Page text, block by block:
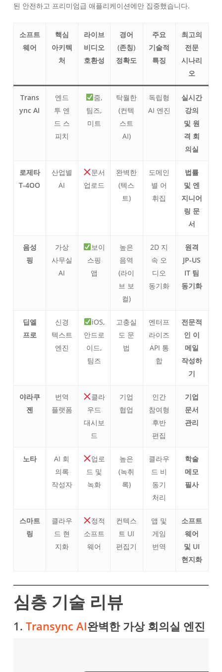
된 안전하고 프리미엄급 애플리케이션에만 집중했습니다.
소프트
웨어
핵심
아키텍
처
라이브
비디오
호환성
경어
(존칭)
정확도
주요
기술적
특징
최고의
전문
시나리
오
Trans
ync AI
엔드
투 엔
드 스
피치
줌,
팀즈,
미트
탁월한
(컨텍
스트
AI)
독립형
AI 엔진
실시간
강의
및 원
격 회
의실
로제타
T-4OO
산업별
AI
문서
업로드
완벽한
(텍스
트)
도메인
별 어
휘집
법률
및 엔
지니어
링 문
서
음성
핑
가상
사무실
AI
보이
스핑
앱
높은
음역
(라이
브 보
컬)
2D 지
속 오
디오
동기화
원격
JP-US
IT 팀
동기화
딥엘
프로
신경
텍스트
엔진
iOS,
안드로
이드,
팀즈
고충실
도 문
법
엔터프
라이즈
API 통
합
전문적
인 이
메일
작성하
기
야라쿠
젠
번역
플랫폼
클라
우드
대시보
드
기업
협업
인간
참여형
후반
편집
기업
문서
관리
노타
AI 회
의록
작성자
업로
드 및
녹화
높은
(녹취
록)
클라우
드 비
동기
처리
학술
메모
필사
스마트
링
클라우
드 현
지화
정적
소프트
웨어
컨텍스
트 UI
편집기
앱 및
게임
번역
소프트
웨어
및 UI
현지화
심층 기술 리뷰
1. Transync AI완벽한 가상 회의실 엔진